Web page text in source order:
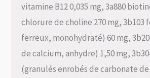
vitamine B12 0,035 mg, 3a880
chlorure de choline 270 mg, 3b103
ferreux, monohydraté) 60 mg,
de calcium, anhydre) 1,50 mg,
(granulés enrobés de carbonate